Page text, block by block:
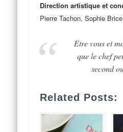
Direction artistique et
Pierre Tachon, Sophie
Etre vous et
que le chef
second
Related Posts: